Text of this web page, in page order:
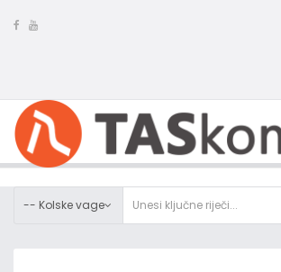
-- Kolske vage